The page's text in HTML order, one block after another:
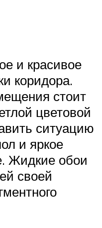
и красивое
коридора.
стоит
цветовой
ситуацию
и яркое
Жидкие обои
своей